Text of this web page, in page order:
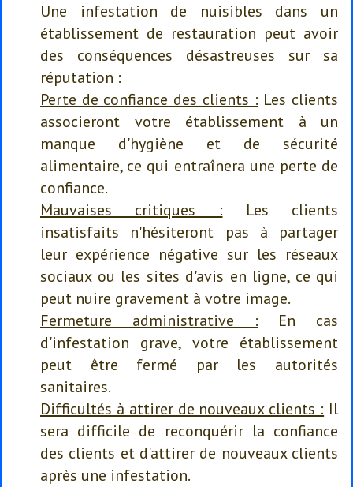
Une infestation de nuisibles dans un
établissement de restauration peut avoir
des conséquences désastreuses sur sa
réputation :
Perte de confiance des clients : Les clients
associeront votre établissement à un
manque d'hygiène et de sécurité
alimentaire, ce qui entraînera une perte de
confiance.
Mauvaises critiques : Les clients
insatisfaits n'hésiteront pas à partager
leur expérience négative sur les réseaux
sociaux ou les sites d'avis en ligne, ce qui
peut nuire gravement à votre image.
Fermeture administrative : En cas
d'infestation grave, votre établissement
peut être fermé par les autorités
sanitaires.
Difficultés à attirer de nouveaux clients : Il
sera difficile de reconquérir la confiance
des clients et d'attirer de nouveaux clients
après une infestation.